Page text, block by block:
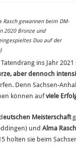
Rasch gewannen beim DM-
2020 Bronze und
Duo auf der
ins Jahr
aber dennoch
Denn Sachsen-
können aufviele
eutschen Meisterschaft
undAlma Rasch
holten sie beim